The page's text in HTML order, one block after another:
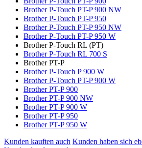
Brother P-Touch PT-P 900 NW
Brother P-Touch PT-P 950
Brother P-Touch PT-P 950 NW
Brother P-Touch PT-P 950 W
Brother P-Touch RL (PT)
Brother P-Touch RL 700 S
Brother PT-P
Brother P-Touch P 900 W
Brother P-Touch PT-P 900 W
Brother PT-P 900
Brother PT-P 900 NW
Brother PT-P 900 W
Brother PT-P 950
Brother PT-P 950 W
Kunden kauften auch Kunden haben sich